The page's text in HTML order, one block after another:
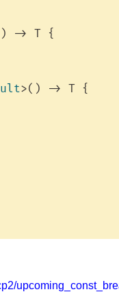
-> T {
>() -> T {